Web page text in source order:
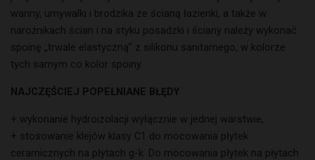
wanny, umywalki i brodzika ze ścianą łazienki, a także w
narożnikach ścian i na styku posadzki i ściany należy wykonać
spoinę „trwale elastyczną” z silikonu sanitarnego, w kolorze
tych samym co kolor spoiny.
NAJCZĘŚCIEJ POPEŁNIANE BŁĘDY
+ wykonanie hydroizolacji wyłącznie w jednej warstwie,
+ stosowanie klejów klasy C1 do mocowania płytek
ceramicznych na płytach g-k. Do mocowania płytek na płytach